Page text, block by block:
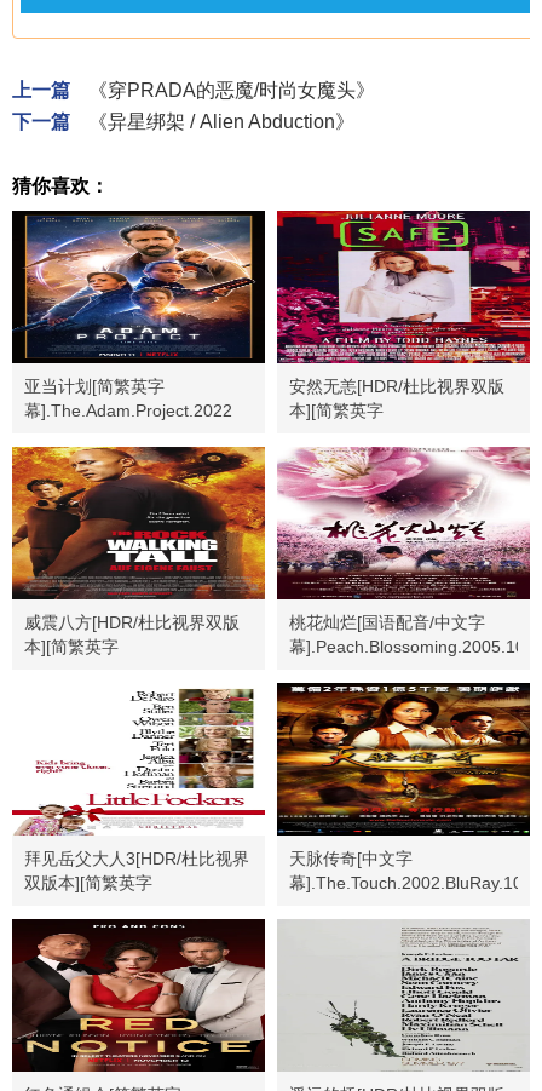
上一篇
《穿PRADA的恶魔/时尚女魔头》
下一篇
《异星绑架 / Alien Abduction》
猜你喜欢：
亚当计划[简繁英字
幕].The.Adam.Project.2022
安然无恙[HDR/杜比视界双版
本][简繁英字
威震八方[HDR/杜比视界双版
本][简繁英字
桃花灿烂[国语配音/中文字
幕
拜见岳父大人3[HDR/杜比视界
双版本][简繁英字
天脉传奇[中文字
幕